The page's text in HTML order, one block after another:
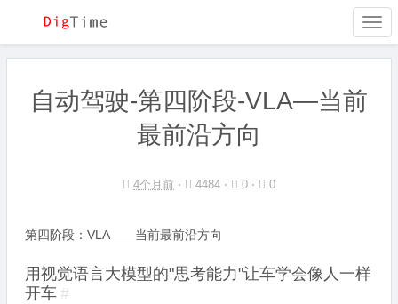
自动驾驶-第四阶段-VLA—当前
最前沿方向
4个月前 ⋅ 4484 ⋅ 0 ⋅ 0
第四阶段：VLA——当前最前沿方向
用视觉语言大模型的"思考能力"让车学会像人一样
开车 #